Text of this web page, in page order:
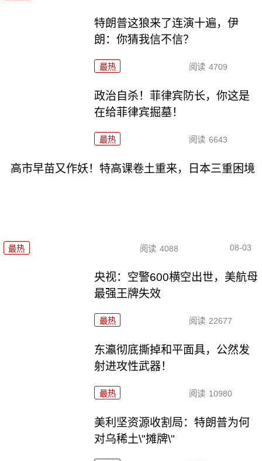
特朗普这狼来了连演十遍，伊
朗：你猜我信不信？
最热 阅读 4709
政治自杀！菲律宾防长，你这是
在给菲律宾掘墓！
最热 阅读 6643
高市早苗又作妖！特高课卷土重来，日本三重困境
最热 阅读 4088 08-03
央视：空警600横空出世，美航母
最强王牌失效
最热 阅读 22677
东瀛彻底撕掉和平面具，公然发
射进攻性武器！
最热 阅读 10980
美利坚资源收割局：特朗普为何
对乌稀土\"摊牌\"